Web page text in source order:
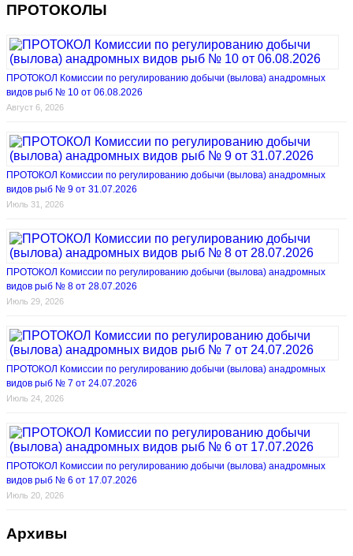
ПРОТОКОЛЫ
ПРОТОКОЛ Комиссии по регулированию добычи (вылова) анадромных
видов рыб № 10 от 06.08.2026
Август 6, 2026
ПРОТОКОЛ Комиссии по регулированию добычи (вылова) анадромных
видов рыб № 9 от 31.07.2026
Июль 31, 2026
ПРОТОКОЛ Комиссии по регулированию добычи (вылова) анадромных
видов рыб № 8 от 28.07.2026
Июль 29, 2026
ПРОТОКОЛ Комиссии по регулированию добычи (вылова) анадромных
видов рыб № 7 от 24.07.2026
Июль 24, 2026
ПРОТОКОЛ Комиссии по регулированию добычи (вылова) анадромных
видов рыб № 6 от 17.07.2026
Июль 20, 2026
Архивы